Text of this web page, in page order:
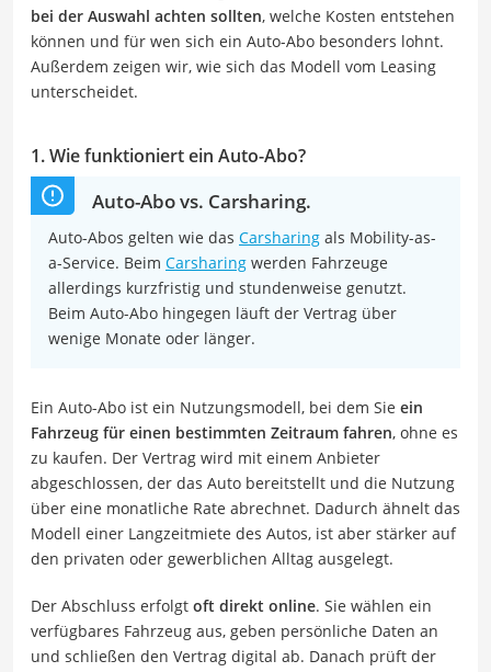
bei der Auswahl achten sollten, welche Kosten entstehen
können und für wen sich ein Auto-Abo besonders lohnt.
Außerdem zeigen wir, wie sich das Modell vom Leasing
unterscheidet.
1. Wie funktioniert ein Auto-Abo?
Auto-Abo vs. Carsharing.
Auto-Abos gelten wie das Carsharing als Mobility-as-
a-Service. Beim Carsharing werden Fahrzeuge
allerdings kurzfristig und stundenweise genutzt.
Beim Auto-Abo hingegen läuft der Vertrag über
wenige Monate oder länger.
Ein Auto-Abo ist ein Nutzungsmodell, bei dem Sie ein
Fahrzeug für einen bestimmten Zeitraum fahren, ohne es
zu kaufen. Der Vertrag wird mit einem Anbieter
abgeschlossen, der das Auto bereitstellt und die Nutzung
über eine monatliche Rate abrechnet. Dadurch ähnelt das
Modell einer Langzeitmiete des Autos, ist aber stärker auf
den privaten oder gewerblichen Alltag ausgelegt.
Der Abschluss erfolgt oft direkt online. Sie wählen ein
verfügbares Fahrzeug aus, geben persönliche Daten an
und schließen den Vertrag digital ab. Danach prüft der